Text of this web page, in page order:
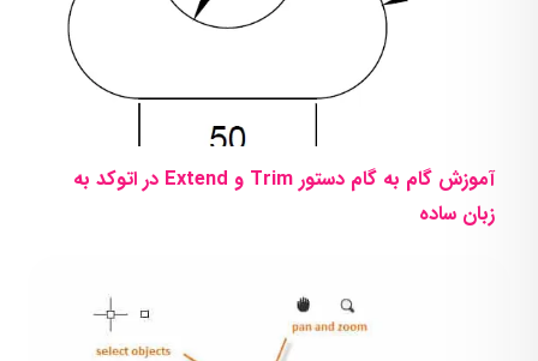
آموزش گام به گام دستور Trim و Extend در اتوکد به
زبان ساده